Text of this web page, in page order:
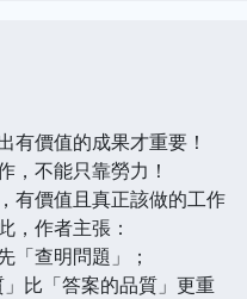
價值的成果才重要！
不能只靠勞力！
價值且真正該做的工作
，作者主張：
查明問題」；
比「答案的品質」更重